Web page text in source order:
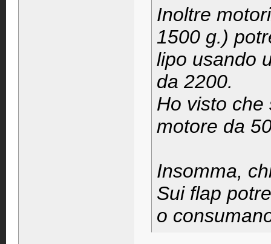
Inoltre
1500 g.)
lipo usando
da 2200.
Ho visto che
motore da
Insomma,
Sui flap
o